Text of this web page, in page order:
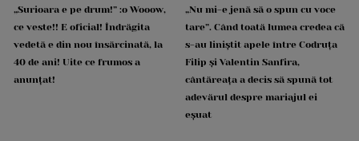
„Surioara e pe drum!” :o Wooow,
ce veste!! E oficial! Îndrăgita
vedetă e din nou însărcinată, la
40 de ani! Uite ce frumos a
anunțat!
„Nu mi-e jenă să o spun cu voce
tare”. Când toată lumea credea că
s-au liniștit apele între Codruța
Filip și Valentin Sanfira,
cântăreața a decis să spună tot
adevărul despre mariajul ei
eșuat